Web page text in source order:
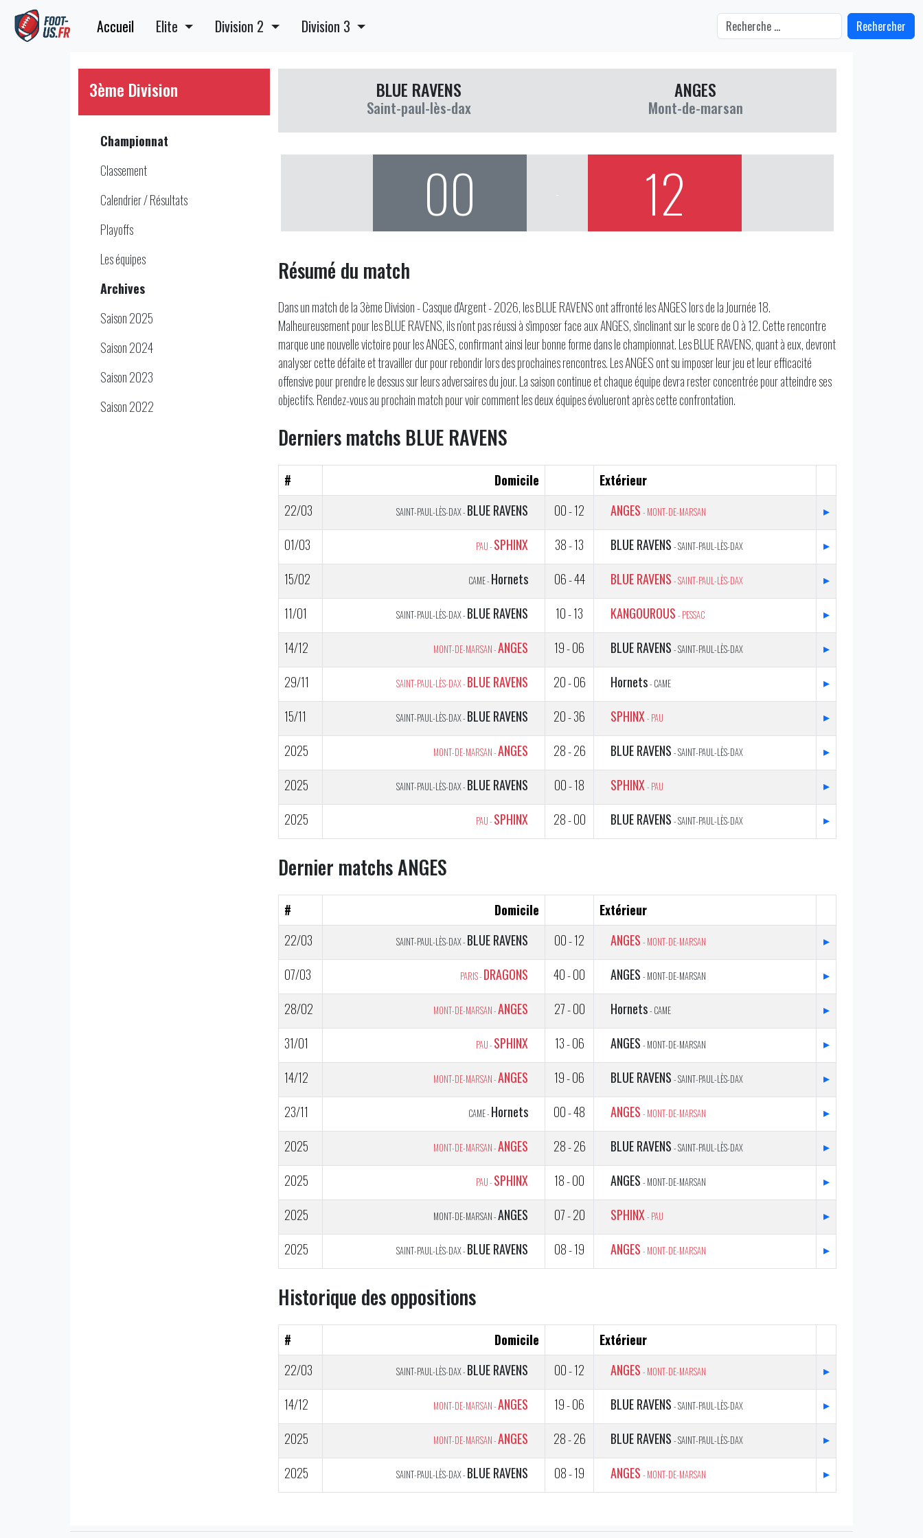
Accueil Elite Division 2 Division 3 Rechercher
3ème Division
Championnat
Classement
Calendrier / Résultats
Playoffs
Les équipes
Archives
Saison 2025
Saison 2024
Saison 2023
Saison 2022
BLUE RAVENS
Saint-paul-lès-dax
ANGES
Mont-de-marsan
00 12
Résumé du match
Dans un match de la 3ème Division - Casque d'Argent - 2026, les BLUE RAVENS ont affronté les ANGES lors de la Journée 18.
Malheureusement pour les BLUE RAVENS, ils n'ont pas réussi à s'imposer face aux ANGES, s'inclinant sur le score de 0 à 12. Cette rencontre
marque une nouvelle victoire pour les ANGES, confirmant ainsi leur bonne forme dans le championnat. Les BLUE RAVENS, quant à eux, devront
analyser cette défaite et travailler dur pour rebondir lors des prochaines rencontres. Les ANGES ont su imposer leur jeu et leur efficacité
offensive pour prendre le dessus sur leurs adversaires du jour. La saison continue et chaque équipe devra rester concentrée pour atteindre ses
objectifs. Rendez-vous au prochain match pour voir comment les deux équipes évolueront après cette confrontation.
Derniers matchs BLUE RAVENS
# Domicile
Extérieur
22/03
SAINT-PAUL-LÈS-DAX - BLUE RAVENS 00 - 12 ANGES - MONT-DE-MARSAN
▸
01/03
PAU - SPHINX 38 - 13 BLUE RAVENS - SAINT-PAUL-LÈS-DAX
▸
15/02
CAME - Hornets 06 - 44 BLUE RAVENS - SAINT-PAUL-LÈS-DAX
▸
11/01
SAINT-PAUL-LÈS-DAX - BLUE RAVENS 10 - 13 KANGOUROUS - PESSAC
▸
14/12
MONT-DE-MARSAN -ANGES 19 - 06 BLUE RAVENS - SAINT-PAUL-LÈS-DAX
▸
29/11
SAINT-PAUL-LÈS-DAX - BLUE RAVENS 20 - 06 Hornets- CAME
▸
15/11
SAINT-PAUL-LÈS-DAX - BLUE RAVENS 20 - 36 SPHINX- PAU
▸
2025
MONT-DE-MARSAN -ANGES 28 - 26 BLUE RAVENS - SAINT-PAUL-LÈS-DAX
▸
2025
SAINT-PAUL-LÈS-DAX - BLUE RAVENS 00 - 18 SPHINX- PAU
▸
2025
PAU - SPHINX 28 - 00 BLUE RAVENS - SAINT-PAUL-LÈS-DAX ▸
Dernier matchs ANGES
# Domicile
Extérieur
22/03
SAINT-PAUL-LÈS-DAX - BLUE RAVENS 00 - 12 ANGES - MONT-DE-MARSAN
▸
07/03
PARIS - DRAGONS 40 - 00 ANGES - MONT-DE-MARSAN
▸
28/02
MONT-DE-MARSAN -ANGES 27 - 00 Hornets- CAME
▸
31/01
PAU - SPHINX 13 - 06 ANGES - MONT-DE-MARSAN
▸
14/12
MONT-DE-MARSAN -ANGES 19 - 06 BLUE RAVENS - SAINT-PAUL-LÈS-DAX
▸
23/11
CAME - Hornets 00 - 48 ANGES - MONT-DE-MARSAN
▸
2025
MONT-DE-MARSAN -ANGES 28 - 26 BLUE RAVENS - SAINT-PAUL-LÈS-DAX
▸
2025
PAU - SPHINX 18 - 00 ANGES - MONT-DE-MARSAN
▸
2025
MONT-DE-MARSAN -ANGES 07 - 20 SPHINX- PAU
▸
2025
SAINT-PAUL-LÈS-DAX - BLUE RAVENS 08 - 19 ANGES - MONT-DE-MARSAN ▸
Historique des oppositions
# Domicile
Extérieur
22/03
SAINT-PAUL-LÈS-DAX - BLUE RAVENS 00 - 12 ANGES - MONT-DE-MARSAN
▸
14/12
MONT-DE-MARSAN -ANGES 19 - 06 BLUE RAVENS - SAINT-PAUL-LÈS-DAX
▸
2025
MONT-DE-MARSAN -ANGES 28 - 26 BLUE RAVENS - SAINT-PAUL-LÈS-DAX
▸
2025
SAINT-PAUL-LÈS-DAX - BLUE RAVENS 08 - 19 ANGES - MONT-DE-MARSAN ▸